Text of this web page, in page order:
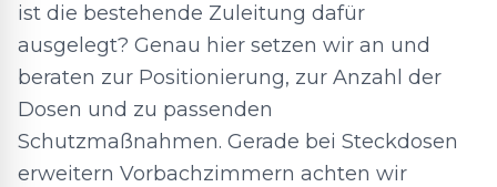
ist die bestehende Zuleitung dafür
ausgelegt? Genau hier setzen wir an und
beraten zur Positionierung, zur Anzahl der
Dosen und zu passenden
Schutzmaßnahmen. Gerade bei Steckdosen
erweitern Vorbachzimmern achten wir